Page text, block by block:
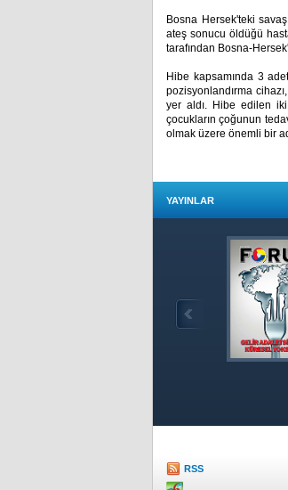
Bosna Hersek'teki
ateş sonucu öldüğü
tarafından Bosna-
Hibe kapsamında 3
pozisyonlandırma
yer aldı. Hibe edilen
çocukların çoğunun
olmak üzere önemli bir
YAYINLAR
RSS